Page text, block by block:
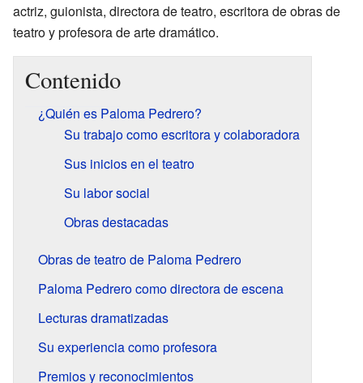
actriz, guionista, directora de teatro, escritora de obras de
teatro y profesora de arte dramático.
Contenido
¿Quién es Paloma Pedrero?
Su trabajo como escritora y colaboradora
Sus inicios en el teatro
Su labor social
Obras destacadas
Obras de teatro de Paloma Pedrero
Paloma Pedrero como directora de escena
Lecturas dramatizadas
Su experiencia como profesora
Premios y reconocimientos